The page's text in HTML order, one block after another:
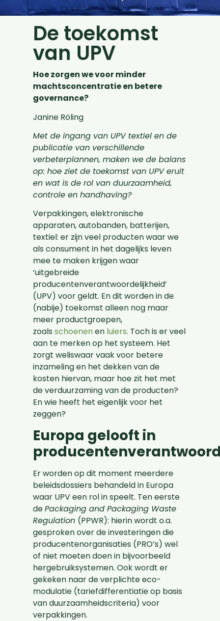
De toekomst
van UPV
Hoe zorgen we voor minder
machtsconcentratie en betere
governance?
Janine Röling
Met de ingang van UPV textiel en de
publicatie van verschillende
verbeterplannen, maken we de balans
op: hoe ziet de toekomst van UPV eruit
en wat is de rol van duurzaamheid,
controle en handhaving?
Verpakkingen, elektronische
apparaten, autobanden, batterijen,
textiel: er zijn veel producten waar we
als consument in het dagelijks leven
mee te maken krijgen waar
‘uitgebreide
producentenverantwoordelijkheid’
(UPV) voor geldt. En dit worden in de
(nabije) toekomst alleen nog maar
meer productgroepen,
zoalsschoenenen luiers. Toch is er veel
aan te merken op het systeem. Het
zorgt weliswaar vaak voor betere
inzameling en het dekken van de
kosten hiervan, maar hoe zit het met
de verduurzaming van de producten?
En wie heeft het eigenlijk voor het
zeggen?
Europa gelooft in
Er worden op dit moment meerdere
beleidsdossiers behandeld in Europa
waar UPV een rol in speelt. Ten eerste
dePackaging and Packaging Waste
Regulation (PPWR): hierin wordt o.a.
gesproken over de investeringen die
producentenorganisaties (PRO’s) wel
of niet moeten doen in bijvoorbeeld
hergebruiksystemen. Ook wordt er
gekeken naar de verplichte eco-
modulatie (tariefdifferentiatie op basis
van duurzaamheidscriteria) voor
verpakkingen.